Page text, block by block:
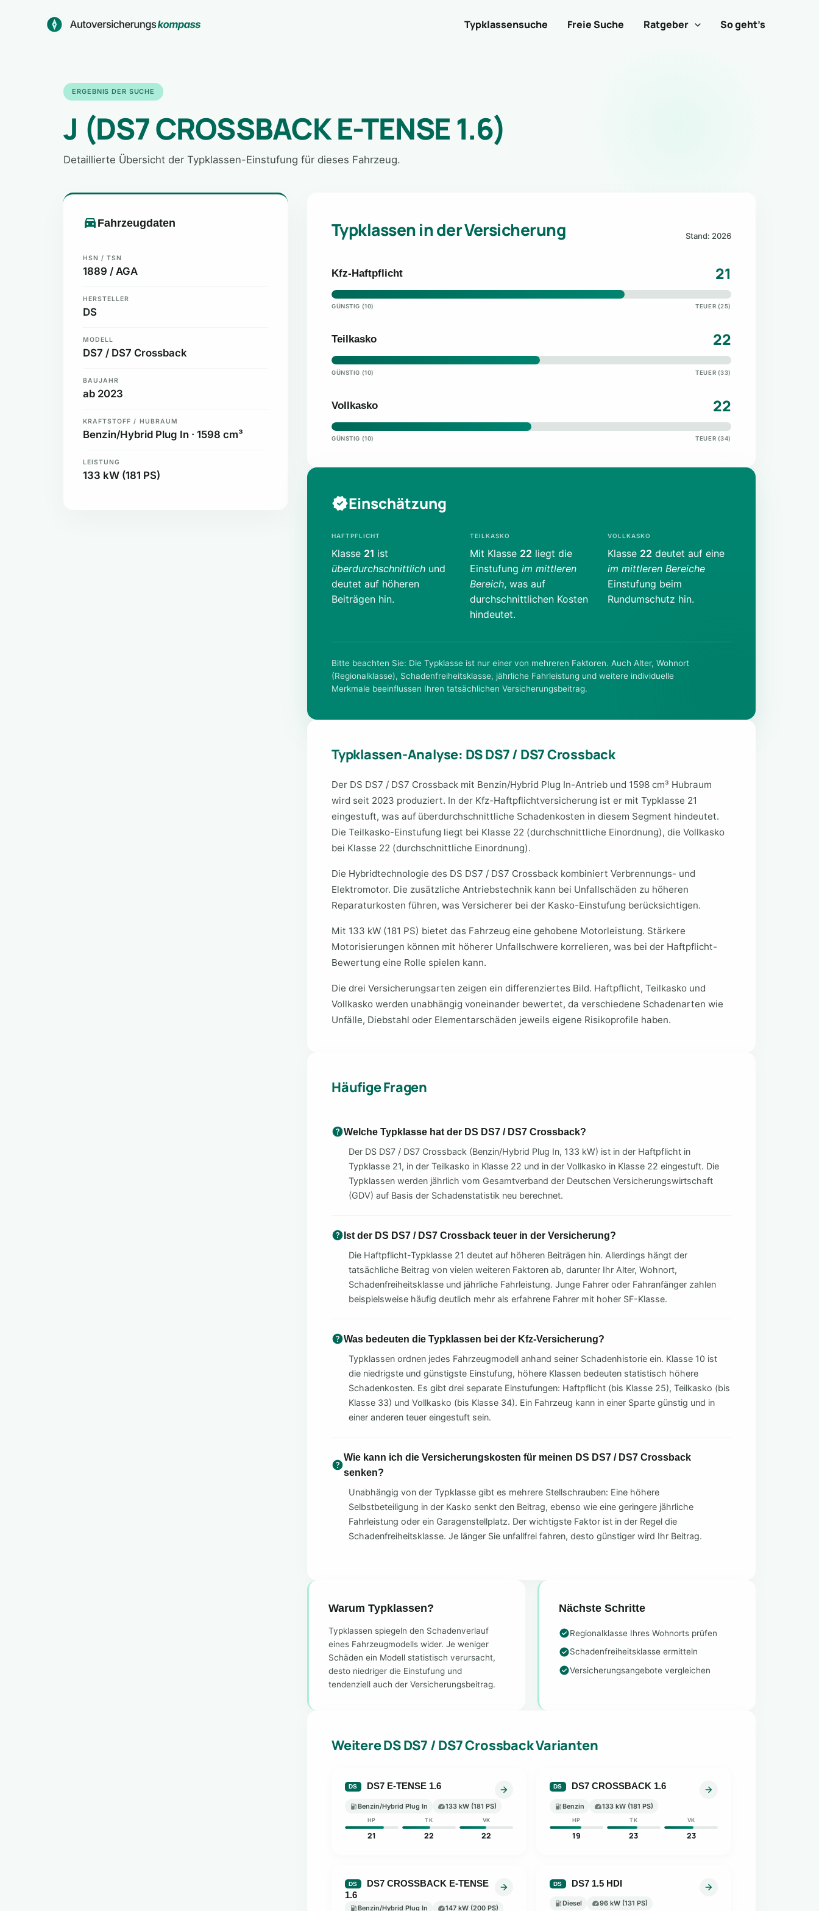
Typklassensuche Freie Suche Ratgeber So geht’s
ERGEBNIS DER SUCHE
J (DS7 CROSSBACK E-TENSE 1.6)
Detaillierte Übersicht der Typklassen-Einstufung für dieses Fahrzeug.
Fahrzeugdaten
HSN / TSN
1889 / AGA
HERSTELLER
DS
MODELL
DS7 / DS7 Crossback
BAUJAHR
ab 2023
KRAFTSTOFF / HUBRAUM
Benzin/Hybrid Plug In · 1598 cm³
LEISTUNG
133 kW (181 PS)
Typklassen in der Versicherung Stand: 2026
Kfz-Haftpflicht 21
GÜNSTIG (10) TEUER (25)
Teilkasko 22
GÜNSTIG (10) TEUER (33)
Vollkasko 22
GÜNSTIG (10) TEUER (34)
Einschätzung
HAFTPFLICHT
Klasse 21 ist
überdurchschnittlich und
deutet auf höheren
Beiträgen hin.
TEILKASKO
Mit Klasse 22 liegt die
Einstufung im mittleren
Bereich, was auf
durchschnittlichen Kosten
hindeutet.
VOLLKASKO
Klasse 22 deutet auf eine
im mittleren Bereiche
Einstufung beim
Rundumschutz hin.
Bitte beachten Sie: Die Typklasse ist nur einer von mehreren Faktoren. Auch Alter, Wohnort
(Regionalklasse), Schadenfreiheitsklasse, jährliche Fahrleistung und weitere individuelle
Merkmale beeinflussen Ihren tatsächlichen Versicherungsbeitrag.
Typklassen-Analyse: DS DS7 / DS7 Crossback
Der DS DS7 / DS7 Crossback mit Benzin/Hybrid Plug In-Antrieb und 1598 cm³ Hubraum
wird seit 2023 produziert. In der Kfz-Haftpflichtversicherung ist er mit Typklasse 21
eingestuft, was auf überdurchschnittliche Schadenkosten in diesem Segment hindeutet.
Die Teilkasko-Einstufung liegt bei Klasse 22 (durchschnittliche Einordnung), die Vollkasko
bei Klasse 22 (durchschnittliche Einordnung).
Die Hybridtechnologie des DS DS7 / DS7 Crossback kombiniert Verbrennungs- und
Elektromotor. Die zusätzliche Antriebstechnik kann bei Unfallschäden zu höheren
Reparaturkosten führen, was Versicherer bei der Kasko-Einstufung berücksichtigen.
Mit 133 kW (181 PS) bietet das Fahrzeug eine gehobene Motorleistung. Stärkere
Motorisierungen können mit höherer Unfallschwere korrelieren, was bei der Haftpflicht-
Bewertung eine Rolle spielen kann.
Die drei Versicherungsarten zeigen ein differenziertes Bild. Haftpflicht, Teilkasko und
Vollkasko werden unabhängig voneinander bewertet, da verschiedene Schadenarten wie
Unfälle, Diebstahl oder Elementarschäden jeweils eigene Risikoprofile haben.
Häufige Fragen
Welche Typklasse hat der DS DS7 / DS7 Crossback?
Der DS DS7 / DS7 Crossback (Benzin/Hybrid Plug In, 133 kW) ist in der Haftpflicht in
Typklasse 21, in der Teilkasko in Klasse 22 und in der Vollkasko in Klasse 22 eingestuft. Die
Typklassen werden jährlich vom Gesamtverband der Deutschen Versicherungswirtschaft
(GDV) auf Basis der Schadenstatistik neu berechnet.
Ist der DS DS7 / DS7 Crossback teuer in der Versicherung?
Die Haftpflicht-Typklasse 21 deutet auf höheren Beiträgen hin. Allerdings hängt der
tatsächliche Beitrag von vielen weiteren Faktoren ab, darunter Ihr Alter, Wohnort,
Schadenfreiheitsklasse und jährliche Fahrleistung. Junge Fahrer oder Fahranfänger zahlen
beispielsweise häufig deutlich mehr als erfahrene Fahrer mit hoher SF-Klasse.
Was bedeuten die Typklassen bei der Kfz-Versicherung?
Typklassen ordnen jedes Fahrzeugmodell anhand seiner Schadenhistorie ein. Klasse 10 ist
die niedrigste und günstigste Einstufung, höhere Klassen bedeuten statistisch höhere
Schadenkosten. Es gibt drei separate Einstufungen: Haftpflicht (bis Klasse 25), Teilkasko (bis
Klasse 33) und Vollkasko (bis Klasse 34). Ein Fahrzeug kann in einer Sparte günstig und in
einer anderen teuer eingestuft sein.
Wie kann ich die Versicherungskosten für meinen DS DS7 / DS7 Crossback
senken?
Unabhängig von der Typklasse gibt es mehrere Stellschrauben: Eine höhere
Selbstbeteiligung in der Kasko senkt den Beitrag, ebenso wie eine geringere jährliche
Fahrleistung oder ein Garagenstellplatz. Der wichtigste Faktor ist in der Regel die
Schadenfreiheitsklasse. Je länger Sie unfallfrei fahren, desto günstiger wird Ihr Beitrag.
Warum Typklassen?
Typklassen spiegeln den Schadenverlauf
eines Fahrzeugmodells wider. Je weniger
Schäden ein Modell statistisch verursacht,
desto niedriger die Einstufung und
tendenziell auch der Versicherungsbeitrag.
Nächste Schritte
Regionalklasse Ihres Wohnorts prüfen
Schadenfreiheitsklasse ermitteln
Versicherungsangebote vergleichen
Weitere DS DS7 / DS7 Crossback Varianten
DS DS7 E-TENSE 1.6
Benzin/Hybrid Plug In 133 kW (181 PS)
HP
21
TK
22
VK
22
DS DS7 CROSSBACK 1.6
Benzin 133 kW (181 PS)
HP
19
TK
23
VK
23
DS
DS7 CROSSBACK E-TENSE
1.6
Benzin/Hybrid Plug In 147 kW (200 PS)
DS DS7 1.5 HDI
Diesel 96 kW (131 PS)